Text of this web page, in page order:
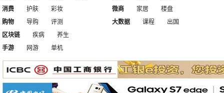
消费
护肤
彩妆
购物
导购 评测
微商 家居
楼盘
大数据
课程
出国
区块链
疾病
养生
手游
网游 单机